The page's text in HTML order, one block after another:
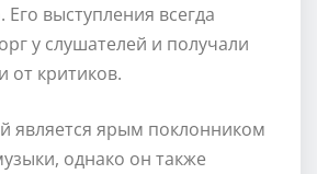
Его выступления всегда
у слушателей и получали
от критиков.
является ярым поклонником
однако он также